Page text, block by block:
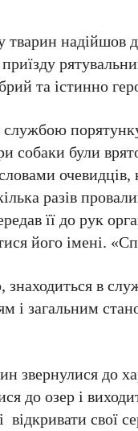
надійшов
та істинно
собаки були
разів
її до рук
його імені.
в
і загальним
звернулися до
до озер і
свої